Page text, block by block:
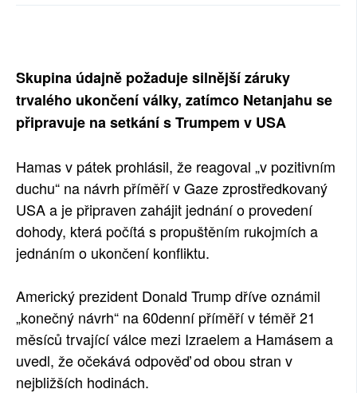
PLNÁ VERZE STRÁNEK
Skupina údajně požaduje silnější záruky
trvalého ukončení války, zatímco Netanjahu se
připravuje na setkání s Trumpem v USA
Hamas v pátek prohlásil, že reagoval „v pozitivním
duchu“ na návrh příměří v Gaze zprostředkovaný
USA a je připraven zahájit jednání o provedení
dohody, která počítá s propuštěním rukojmích a
jednáním o ukončení konfliktu.
Americký prezident Donald Trump dříve oznámil
„konečný návrh“ na 60denní příměří v téměř 21
měsíců trvající válce mezi Izraelem a Hamásem a
uvedl, že očekává odpověď od obou stran v
nejbližších hodinách.